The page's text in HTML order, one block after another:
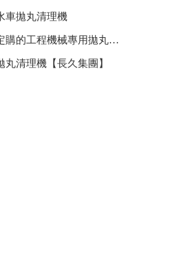
車拋丸清理機
8、長沙某廠家定購的工程機械專用拋丸清理機
清理機【長久集團】